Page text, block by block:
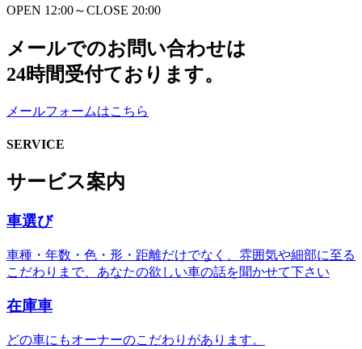
OPEN 12:00～CLOSE 20:00
メールでのお問い合わせは
24時間受付ております。
メールフォームはこちら
SERVICE
サービス案内
車選び
車種・年数・色・形・距離だけでなく、雰囲気や細部に至る
こだわりまで、あなたの欲しい車の話を聞かせて下さい
在庫車
どの車にもオーナーのこだわりがあります。